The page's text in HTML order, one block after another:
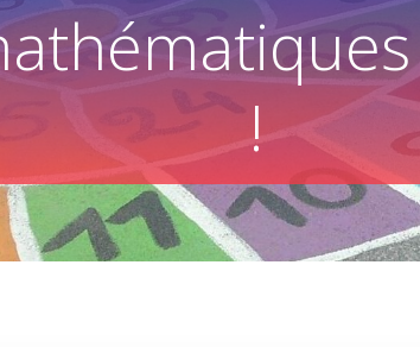
!